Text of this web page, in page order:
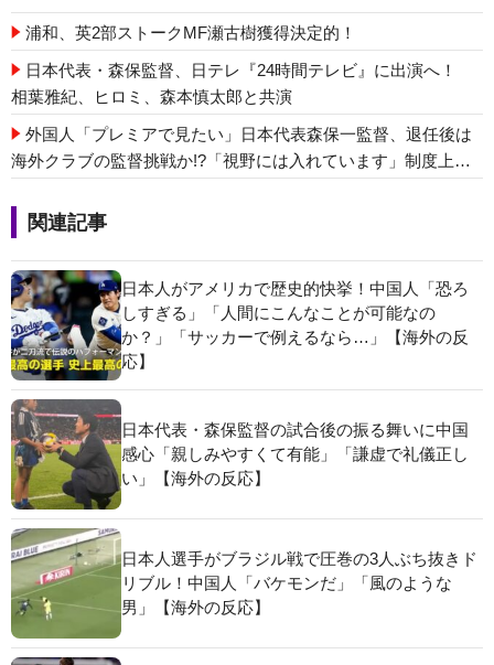
浦和、英2部ストークMF瀬古樹獲得決定的！
日本代表・森保監督、日テレ『24時間テレビ』に出演へ！
相葉雅紀、ヒロミ、森本慎太郎と共演
外国人「プレミアで見たい」日本代表森保一監督、退任後は
海外クラブの監督挑戦か!?「視野には入れています」制度上は
関連記事
日本人がアメリカで歴史的快挙！中国人「恐ろ
しすぎる」「人間にこんなことが可能なの
か？」「サッカーで例えるなら…」【海外の反
応】
日本代表・森保監督の試合後の振る舞いに中国
感心「親しみやすくて有能」「謙虚で礼儀正し
い」【海外の反応】
日本人選手がブラジル戦で圧巻の3人ぶち抜きド
リブル！中国人「バケモンだ」「風のような
男」【海外の反応】